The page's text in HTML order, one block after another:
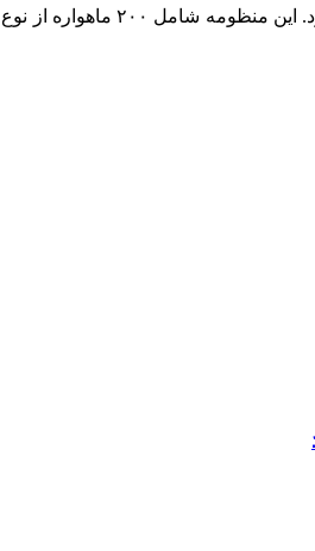
پرتاب دو ماهواره کوثر و